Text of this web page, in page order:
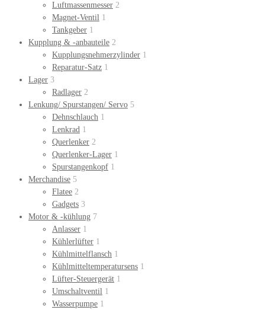
Luftmassenmesser 2
Magnet-Ventil 1
Tankgeber 1
Kupplung & -anbauteile 2
Kupplungsnehmerzylinder 1
Reparatur-Satz 1
Lager 3
Radlager 2
Lenkung/ Spurstangen/ Servo 5
Dehnschlauch 1
Lenkrad 1
Querlenker 2
Querlenker-Lager 1
Spurstangenkopf 1
Merchandise 5
Flatee 2
Gadgets 3
Motor & -kühlung 7
Anlasser 1
Kühlerlüfter 1
Kühlmittelflansch 1
Kühlmitteltemperatursens 1
Lüfter-Steuergerät 1
Umschaltventil 1
Wasserpumpe 1